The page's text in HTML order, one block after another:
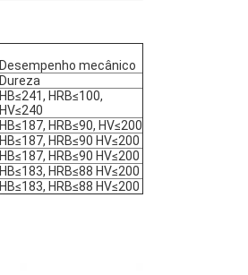
Desempenho mecânico
Dureza
HB≤241, HRB≤100,
HV≤240
HB≤187, HRB≤90, HV≤200
HB≤187, HRB≤90 HV≤200
HB≤187, HRB≤90 HV≤200
HB≤183, HRB≤88 HV≤200
HB≤183, HRB≤88 HV≤200